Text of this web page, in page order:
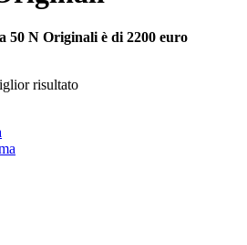
50 N Originali è di 2200 euro
risultato